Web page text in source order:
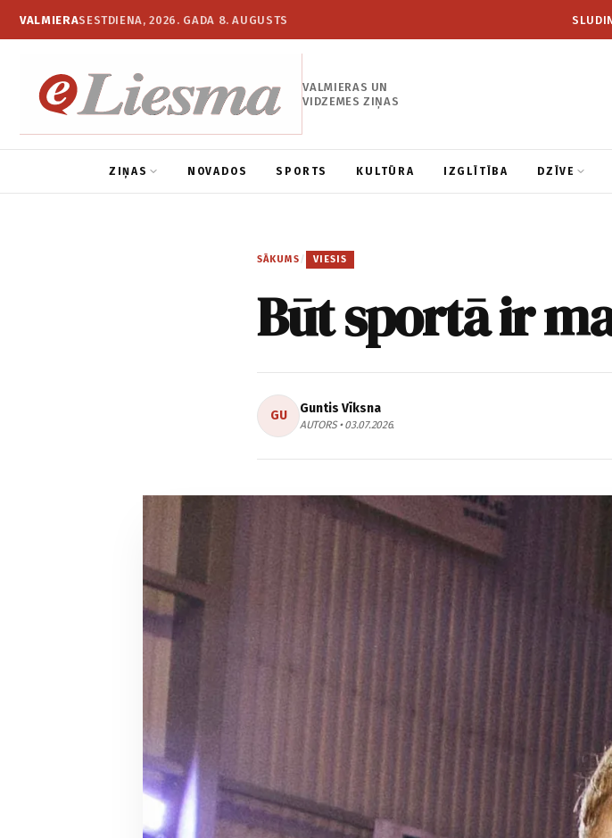
VALMIERASESTDIENA, 2026. GADA 8. AUGUSTS
VALMIERAS UN
VIDZEMES ZIŅAS
ZIŅAS NOVADOS SPORTS KULTŪRA IZGLĪTĪBA DZĪVE
SĀKUMS / VIESIS
Būt sportā ir
GU Guntis Vīksna
AUTORS • 03.07.2026.